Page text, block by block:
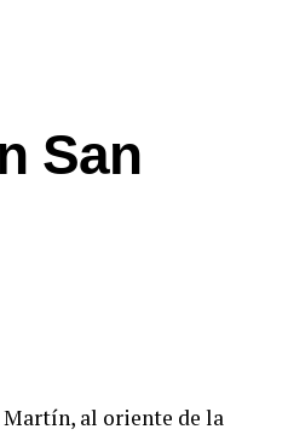
San
Martín, al oriente de la